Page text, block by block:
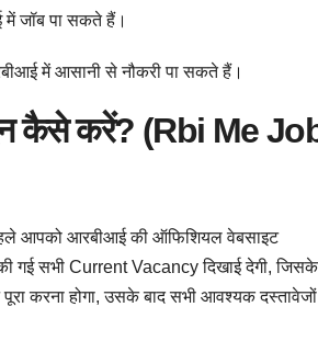
जॉब पा सकते हैं।
में आसानी से नौकरी पा सकते हैं।
कैसे करें? (Rbi Me
आपको आरबीआई की ऑफिशियल वेबसाइट
गई सभी Current Vacancy दिखाई देगी, जिसके
करना होगा, उसके बाद सभी आवश्यक दस्तावेजों